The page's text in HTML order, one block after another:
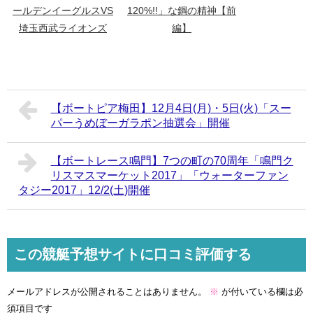
ールデンイーグルスVS
埼玉西武ライオンズ
120%!!」な鋼の精神【前
編】
【ボートピア梅田】12月4日(月)・5日(火)「スー
パーうめぼーガラポン抽選会」開催
【ボートレース鳴門】7つの町の70周年「鳴門ク
リスマスマーケット2017」「ウォーターファン
タジー2017」12/2(土)開催
この競艇予想サイトに口コミ評価する
メールアドレスが公開されることはありません。 ※ が付いている欄は必
須項目です